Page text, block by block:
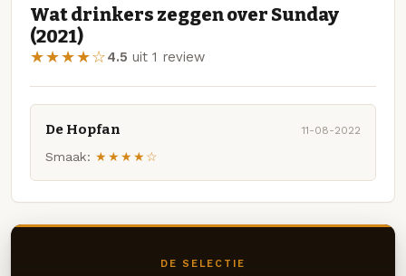
Wat drinkers zeggen over Sunday
(2021)
★★★★☆4.5 uit 1 review
De Hopfan 11-08-2022
Smaak: ★★★★☆
DE SELECTIE